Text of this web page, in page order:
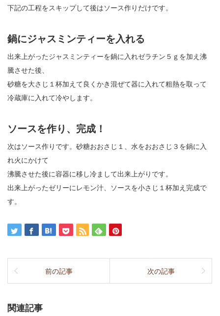
下記の工程をスキップして後はソース作りだけです。
鍋にジャスミンティーを入れる
出来上がったジャスミンティーを鍋に入れゼラチン５ｇを加え沸
騰させた後、
砂糖を大さじ１杯加えて良くかき混ぜて器に入れて粗熱を取って
冷蔵庫に入れて冷やします。
ソースを作り、完成！
次はソース作りです。砂糖おおさじ１、水をおおさじ３を鍋に入
れ火にかけて
沸騰させた後に容器に移し冷まして出来上がりです。
出来上がったゼリーにレモン汁、ソースを小さじ１杯加え完成で
す。
前の記事 次の記事
関連記事